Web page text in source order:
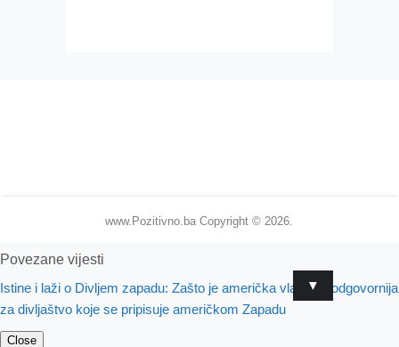
www.Pozitivno.ba Copyright © 2026.
▼
Povezane vijesti
Istine i laži o Divljem zapadu: Zašto je američka vlada najodgovornija
za divljaštvo koje se pripisuje američkom Zapadu
Close